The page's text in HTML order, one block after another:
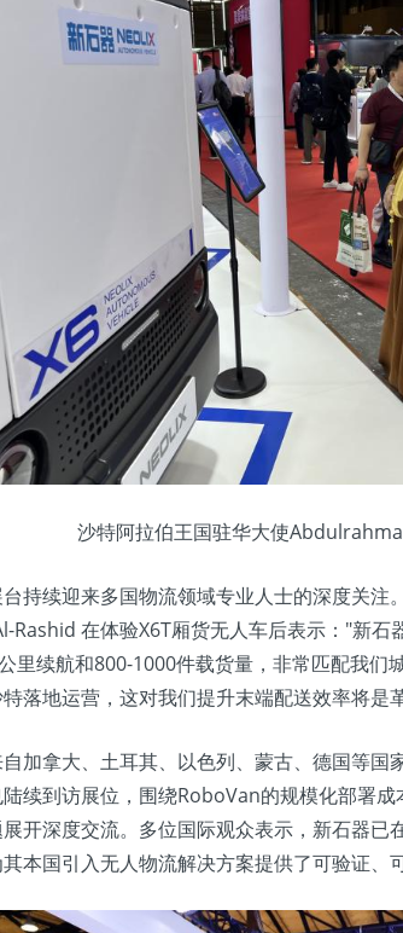
沙特阿拉伯王国驻华大使
持续迎来多国物流领域专业人士的深度关注
Rashid 在体验X6T厢货无人车后表示："新石
里续航和800-1000件载货量，非常匹配我们
落地运营，这对我们提升末端配送效率将是
加拿大、土耳其、以色列、蒙古、德国等国
续到访展位，围绕RoboVan的规模化部署
开深度交流。多位国际观众表示，新石器已
本国引入无人物流解决方案提供了可验证、